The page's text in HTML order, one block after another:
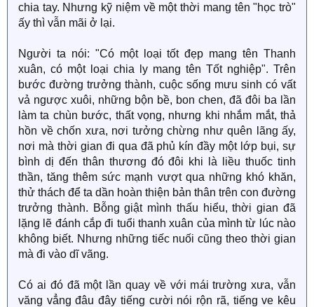
chia tay. Nhưng kỹ niệm về một thời mang tên "học trò"
ấy thì vẫn mãi ở lại.
Người ta nói: "Có một loại tốt đẹp mang tên Thanh
xuân, có một loại chia ly mang tên Tốt nghiệp". Trên
bước đường trưởng thành, cuộc sống mưu sinh có vất
vả ngược xuôi, những bộn bề, bon chen, đã đôi ba lần
làm ta chùn bước, thất vọng, nhưng khi nhắm mắt, thả
hồn về chốn xưa, nơi tưởng chừng như quên lãng ấy,
nơi mà thời gian đi qua đã phủ kín đầy một lớp bụi, sự
bình dị đến thân thương đó đôi khi là liều thuốc tinh
thần, tăng thêm sức mạnh vượt qua những khó khăn,
thử thách để ta dần hoàn thiện bản thân trên con đường
trưởng thành. Bỗng giật mình thấu hiểu, thời gian đã
lặng lẽ đánh cắp đi tuổi thanh xuân của mình từ lúc nào
không biết. Nhưng những tiếc nuối cũng theo thời gian
mà đi vào dĩ vãng.
Có ai đó đã một lần quay về với mái trường xưa, vẫn
văng vẳng đâu đây tiếng cười nói rộn rã, tiếng ve kêu